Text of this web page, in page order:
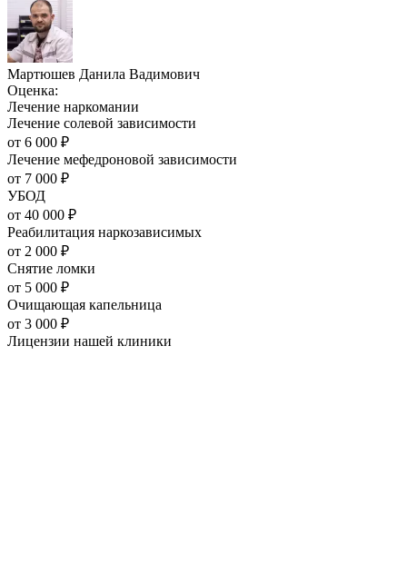
Мартюшев Данила Вадимович
Оценка:
Лечение наркомании
Лечение солевой зависимости
от 6 000 ₽
Лечение мефедроновой зависимости
от 7 000 ₽
УБОД
от 40 000 ₽
Реабилитация наркозависимых
от 2 000 ₽
Снятие ломки
от 5 000 ₽
Очищающая капельница
от 3 000 ₽
Лицензии нашей клиники